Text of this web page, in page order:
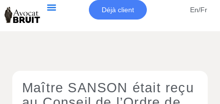
Déjà client En/Fr
Maître SANSON était reçu